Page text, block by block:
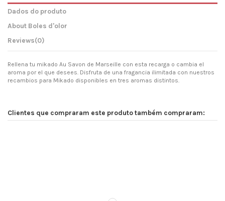
Dados do produto
About Boles d'olor
Reviews(0)
Rellena tu mikado Au Savon de Marseille con esta recarga o cambia el
aroma por el que desees. Disfruta de una fragancia ilimitada con nuestros
recambios para Mikado disponibles en tres aromas distintos.
Clientes que compraram este produto também compraram: